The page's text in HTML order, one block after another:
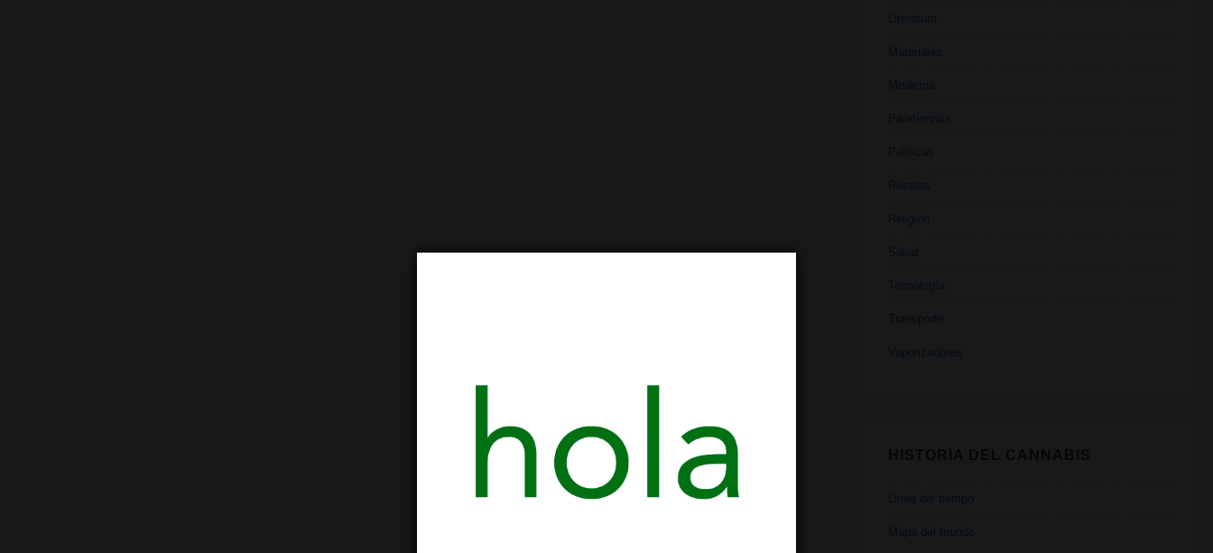
Literatura
Materiales
Medicina
Parafernalia
Políticas
Recetas
Religión
Salud
Tecnología
Transporte
Vaporizadores
Linea del tiempo
Mapa del mundo